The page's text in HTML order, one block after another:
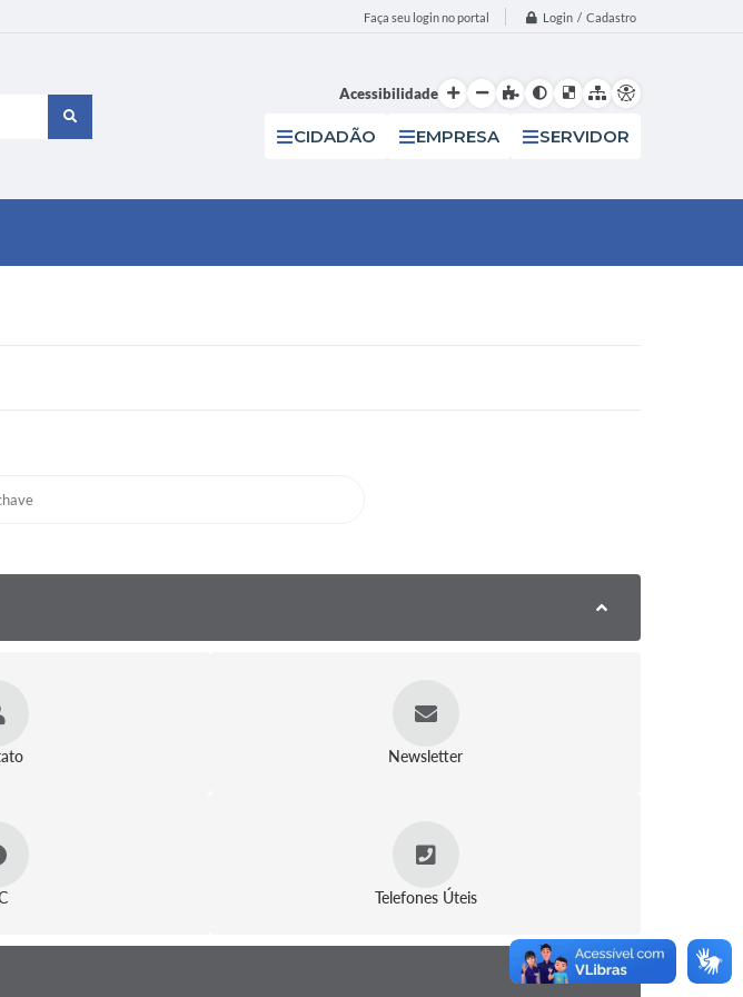
Faça seu login no portal Login / Cadastro
Acessibilidade
CIDADÃO EMPRESA SERVIDOR
Newsletter
Telefones Úteis